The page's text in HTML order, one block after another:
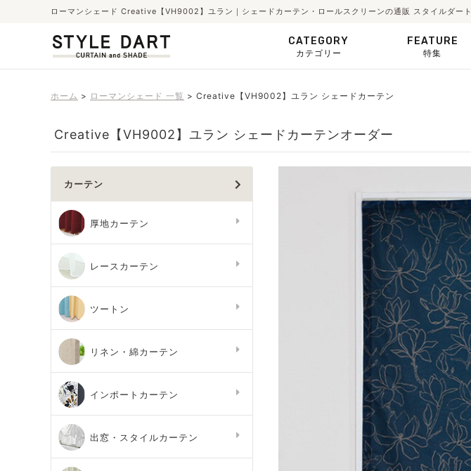
ローマンシェード Creative【VH9002】ユラン｜シェードカーテン・ロールスクリーンの通販 スタイルダート
CATEGORY
カテゴリー
FEATURE
特集
ホーム ローマンシェード 一覧 Creative【VH9002】ユラン シェードカーテン
Creative【VH9002】ユラン シェードカーテンオーダー
カーテン
厚地カーテン
レースカーテン
ツートン
リネン・綿カーテン
インポートカーテン
出窓・スタイルカーテン